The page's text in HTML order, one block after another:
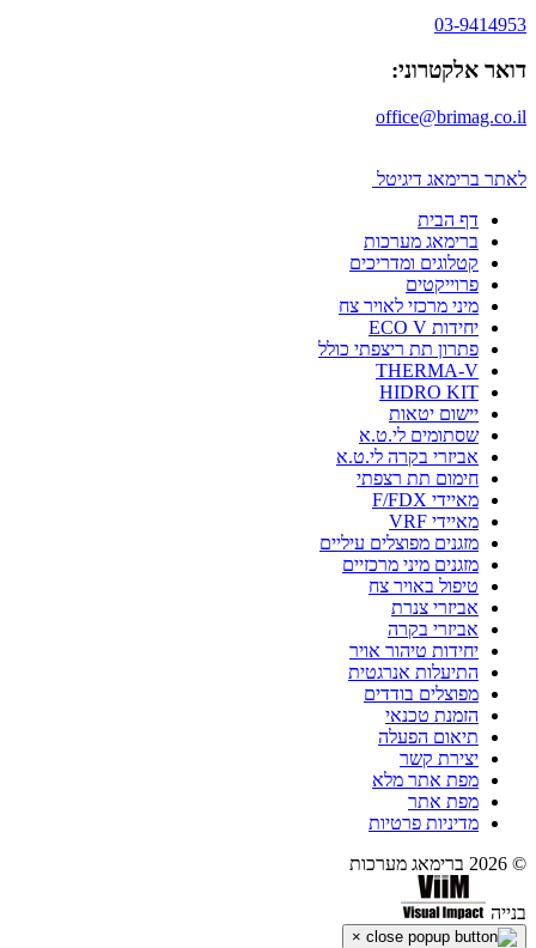
03-9414953
דואר אלקטרוני:
office@brimag.co.il
לאתר ברימאג דיגיטל
דף הבית
ברימאג מערכות
קטלוגים ומדריכים
פרוייקטים
מיני מרכזי לאויר צח
יחידות ECO V
פתרון תת ריצפתי כולל
THERMA-V
HIDRO KIT
יישום יטאות
שסתומים לי.ט.א
אביזרי בקרה לי.ט.א
חימום תת רצפתי
מאיידי F/FDX
מאיידי VRF
מזגנים מפוצלים עיליים
מזגנים מיני מרכזיים
טיפול באויר צח
אביזרי צנרת
אביזרי בקרה
יחידות טיהור אויר
התיעלות אנרגטית
מפוצלים בודדים
הזמנת טכנאי
תיאום הפעלה
יצירת קשר
מפת אתר מלא
מפת אתר
מדיניות פרטיות
© 2026 ברימאג מערכות
בנייה
×